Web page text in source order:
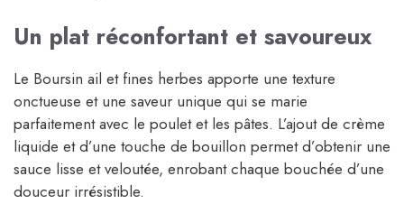
Un plat réconfortant et savoureux
Le Boursin ail et fines herbes apporte une texture
onctueuse et une saveur unique qui se marie
parfaitement avec le poulet et les pâtes. L’ajout de crème
liquide et d’une touche de bouillon permet d’obtenir une
sauce lisse et veloutée, enrobant chaque bouchée d’une
douceur irrésistible.